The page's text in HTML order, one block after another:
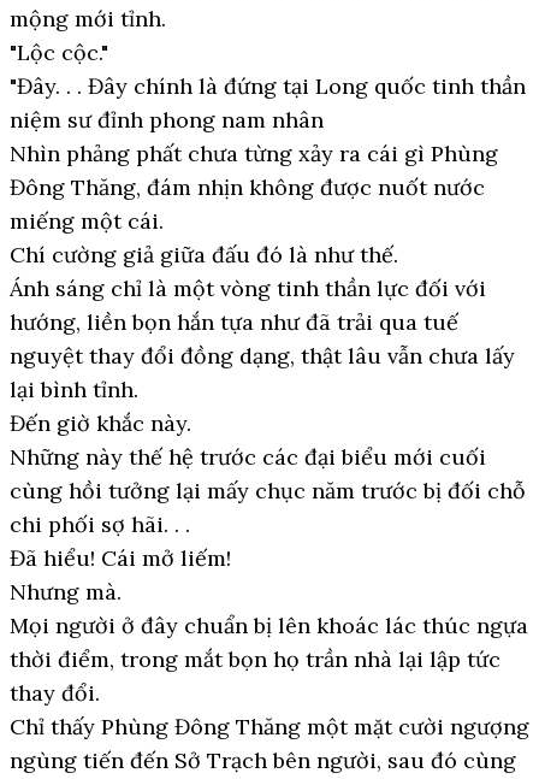
mộng mới tỉnh.
"Lộc cộc."
"Đây. . . Đây chính là đứng tại Long quốc tinh thần
niệm sư đỉnh phong nam nhân
Nhìn phảng phất chưa từng xảy ra cái gì Phùng
Đông Thăng, đám nhịn không được nuốt nước
miếng một cái.
Chí cường giả giữa đấu đó là như thế.
Ánh sáng chỉ là một vòng tinh thần lực đối với
hướng, liền bọn hắn tựa như đã trải qua tuế
nguyệt thay đổi đồng dạng, thật lâu vẫn chưa lấy
lại bình tỉnh.
Đến giờ khắc này.
Những này thế hệ trước các đại biểu mới cuối
cùng hồi tưởng lại mấy chục năm trước bị đối chỗ
chi phối sợ hãi. . .
Đã hiểu! Cái mở liếm!
Nhưng mà.
Mọi người ở đây chuẩn bị lên khoác lác thúc ngựa
thời điểm, trong mắt bọn họ trần nhà lại lập tức
thay đổi.
Chỉ thấy Phùng Đông Thăng một mặt cười ngượng
ngùng tiến đến Sở Trạch bên người, sau đó cùng